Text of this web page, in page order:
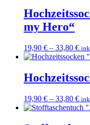
my Hero“
19,90 € – 33,80 €
19,90 € – 33,80 €